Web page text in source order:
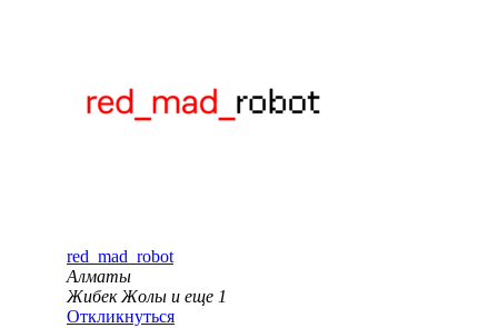
red_mad_robot
Алматы
Жибек Жолы и еще 1
Откликнуться